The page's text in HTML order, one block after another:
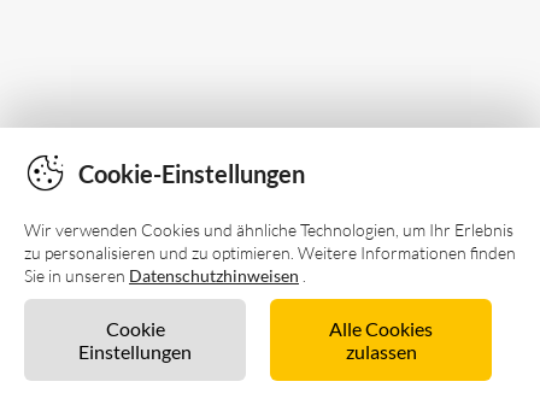
Unverbindlich anfragen
Cookie-Einstellungen
Wir verwenden Cookies und ähnliche Technologien, um Ihr Erlebnis
zu personalisieren und zu optimieren. Weitere Informationen finden
Sie in unseren Datenschutzhinweisen
Cookie
Einstellungen
Alle Cookies
zulassen